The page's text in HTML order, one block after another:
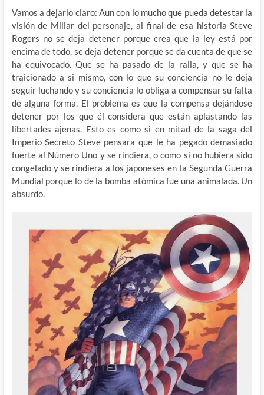
Vamos a dejarlo claro: Aun con lo mucho que pueda detestar la
visión de Millar del personaje, al final de esa historia Steve
Rogers no se deja detener porque crea que la ley está por
encima de todo, se deja detener porque se da cuenta de que se
ha equivocado. Que se ha pasado de la ralla, y que se ha
traicionado a si mismo, con lo que su conciencia no le deja
seguir luchando y su conciencia lo obliga a compensar su falta
de alguna forma. El problema es que la compensa dejándose
detener por los que él considera que están aplastando las
libertades ajenas. Esto es como si en mitad de la saga del
Imperio Secreto Steve pensara que le ha pegado demasiado
fuerte al Número Uno y se rindiera, o como si no hubiera sido
congelado y se rindiera a los japoneses en la Segunda Guerra
Mundial porque lo de la bomba atómica fue una animalada. Un
absurdo.